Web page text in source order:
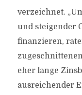
verzeichnet.
und steigender
finanzieren,
eher lange
ausreichender